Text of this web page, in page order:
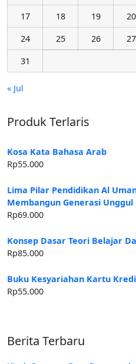
17
18 19 20
24
25 26 27
31
« Jul
Produk Terlaris
Kosa Kata Bahasa Arab
Rp55.000
Lima Pilar Pendidikan Al
Membangun Generasi Unggul
Rp69.000
Konsep Dasar Teori Belajar
Rp85.000
Buku Kesyariahan Kartu
Rp55.000
Berita Terbaru